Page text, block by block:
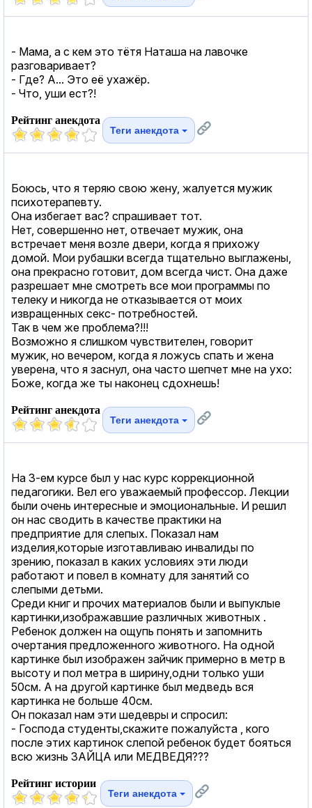
- Мама, а с кем это тётя Наташа на лавочке
разговаривает?
- Где? А... Это её ухажёр.
- Что, уши ест?!
Рейтинг анекдота
Теги анекдота
Боюсь, что я теряю свою жену, жалуется мужик
психотерапевту.
Она избегает вас? спрашивает тот.
Нет, совершенно нет, отвечает мужик, она
встречает меня возле двери, когда я прихожу
домой. Мои рубашки всегда тщательно выглажены,
она прекрасно готовит, дом всегда чист. Она даже
разрешает мне смотреть все мои программы по
телеку и никогда не отказывается от моих
извращенных ceкc- потребностей.
Так в чем же проблема?!!!
Возможно я слишком чувствителен, говорит
мужик, но вечером, когда я ложусь спать и жена
уверена, что я заснул, она часто шепчет мне на ухо:
Боже, когда же ты наконец сдохнешь!
Рейтинг анекдота
Теги анекдота
На 3-ем курсе был у нас курс коррекционной
педагогики. Вел его уважаемый профессор. Лекции
были очень интересные и эмоциональные. И решил
он нас сводить в качестве практики на
предприятие для слепых. Показал нам
изделия,которые изготавливаю инвалиды по
зрению, показал в каких условиях эти люди
работают и повел в комнату для занятий со
слепыми детьми.
Среди книг и прочих материалов были и выпуклые
картинки,изображавшие различных животных .
Ребенок должен на ощупь понять и запомнить
очертания предложенного животного. На одной
картинке был изображен зайчик примерно в метр в
высоту и пол метра в ширину,одни только уши
50см. А на другой картинке был медведь вся
картинка не больше 40см.
Он показал нам эти шедевры и спросил:
- Господа студенты,скажите пожалуйста , кого
после этих картинок слепой ребенок будет бояться
всю жизнь ЗАЙЦА или МЕДВЕДЯ???
Рейтинг истории
Теги анекдота